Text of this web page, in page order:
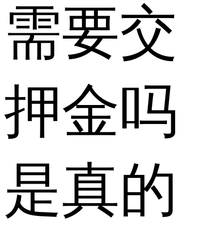
需要交
押金吗
是真的